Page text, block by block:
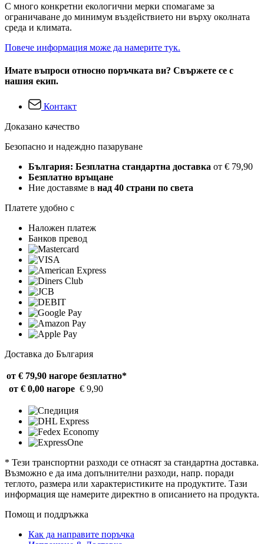
С много конкретни екологични мерки спомагаме за
ограничаване до минимум въздействието ни върху околната
среда и климата.
Повече информация може да намерите тук.
Имате въпроси относно поръчката ви? Свържете се с
нашия екип.
Контакт
Доказано качество
Безопасно и надеждно пазаруване
България: Безплатна стандартна доставка от € 79,90
Безплатно връщане
Ние доставяме в над 40 страни по света
Платете удобно с
Наложен платеж
Банков превод
Доставка до България
от € 79,90 нагоре безплатно*
от € 0,00 нагоре € 9,90
* Тези транспортни разходи се отнасят за стандартна доставка.
Възможно е да има допълнителни разходи, напр. поради
теглото, размера или характеристиките на продуктите. Тази
информация ще намерите директно в описанието на продукта.
Помощ и поддръжка
Как да направите поръчка